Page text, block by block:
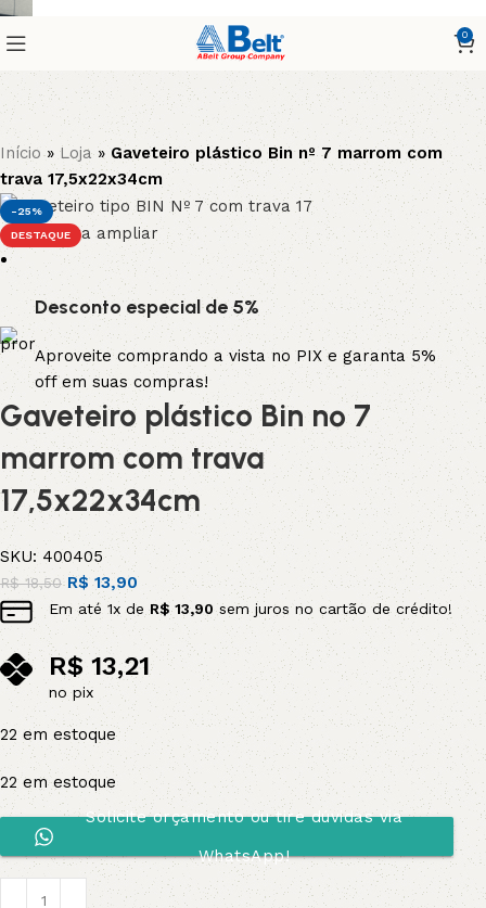
0
Início»Loja» Gaveteiro plástico Bin nº 7 marrom com
trava 17,5x22x34cm
-25%
DESTAQUE
Clique para ampliar
Desconto especial de 5%
Aproveite comprando a vista no PIX e garanta 5%
off em suas compras!
Gaveteiro plástico Bin nº 7
marrom com trava
17,5x22x34cm
SKU: 400405
R$18,50 R$ 13,90
Em até1x deR$13,90sem juros no cartão de crédito!
R$ 13,21
no pix
22 em estoque
22 em estoque
Solicite orçamento ou tire dúvidas via
WhatsApp!